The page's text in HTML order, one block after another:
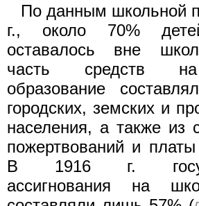
По данным школьной
г., около 70%
оставалось вне
часть средств
образование
городских, земских и
населения, а также из
пожертвований и
В 1916 г.
ассигнования на